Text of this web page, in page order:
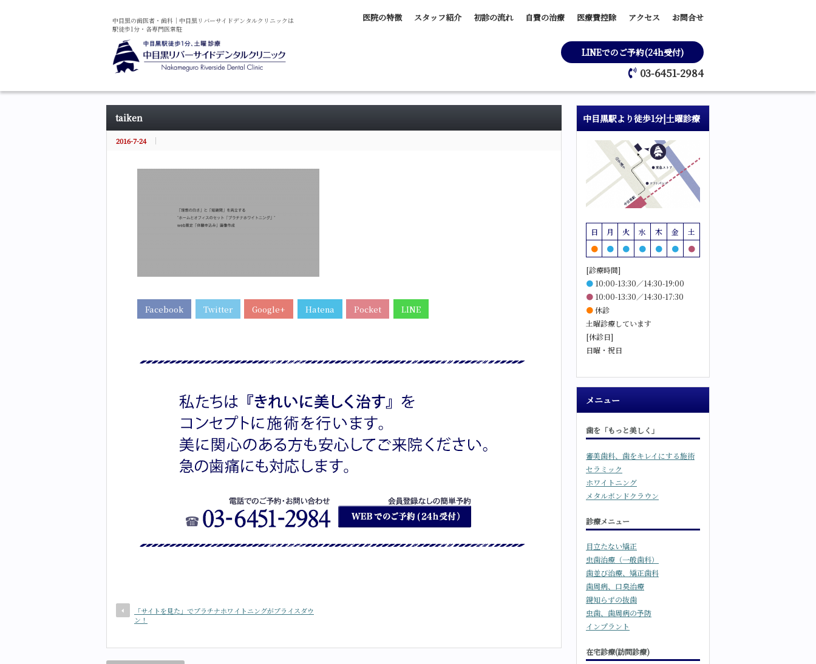
中目黒の歯医者・ 歯科 ｜ 中目黒リバーサイドデンタルクリニックは
駅徒歩1分・ 各専門医常駐
医院の特徴 スタッフ紹介 初診の流れ 自費の治療 医療費控除 アクセス お問合せ
LINEでのご予約(24h受付)
03-6451-2984
taiken
2016-7-24
Facebook Twitter Google+ Hatena Pocket LINE
「サイトを見た」でプラチナホワイトニングがプライスダウ
ン！
中目黒駅より徒歩1分|土曜診療
日 月 火 水 木 金
土
●
● ● ● ● ● ●
[診療時間]
● 10:00-13:30／14:30-19:00
● 10:00-13:30／14:30-17:30
●休診
土曜診療しています
[休診日]
日曜・祝日
メニュー
歯を「もっと美しく」
審美歯科、歯をキレイにする施術
セラミック
ホワイトニング
メタルボンドクラウン
診療メニュー
目立たない矯正
虫歯治療（一般歯科）
歯並び治療、矯正歯科
歯周病、口臭治療
親知らずの抜歯
虫歯、歯周病の予防
インプラント
在宅診療(訪問診療)